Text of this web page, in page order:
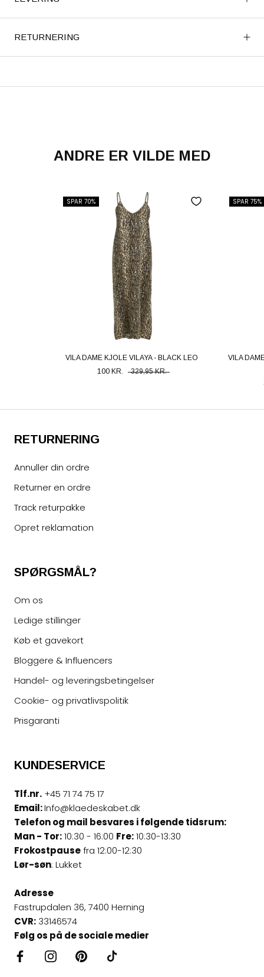
RETURNERING
ANDRE ER VILDE MED
SPAR 70%
VILA DAME KJOLE VILAYA - BLACK LEO
100 KR.
329,95 KR.
SPAR 75%
VILA
RETURNERING
Annuller din ordre
Returner en ordre
Track returpakke
Opret reklamation
SPØRGSMÅL?
Om os
Ledige stillinger
Køb et gavekort
Bloggere & Influencers
Handel- og leveringsbetingelser
Cookie- og privatlivspolitik
Prisgaranti
KUNDESERVICE
Tlf.nr. +45 71 74 75 17
Email:Info@klaedeskabet.dk
Telefon og mail besvares i følgende tidsrum:
Man - Tor:10:30 - 16:00 Fre:10:30-13:30
Frokostpausefra 12:00-12:30
Lør-søn: Lukket
Adresse
Fastrupdalen 36, 7400 Herning
CVR: 33146574
Følg os på de sociale medier